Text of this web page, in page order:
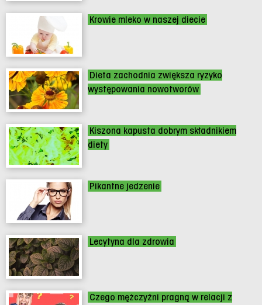
Krowie mleko w naszej diecie
Dieta zachodnia zwiększa ryzyko
występowania nowotworów
Kiszona kapusta dobrym składnikiem
diety
Pikantne jedzenie
Lecytyna dla zdrowia
Czego mężczyźni pragną w relacji z